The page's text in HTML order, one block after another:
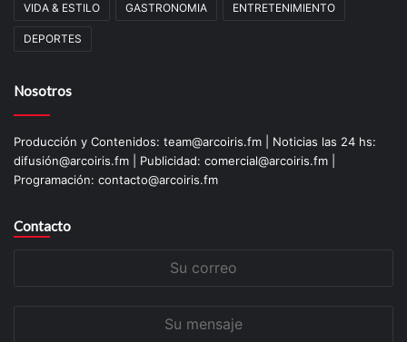
VIDA & ESTILO GASTRONOMIA ENTRETENIMIENTO
DEPORTES
Nosotros
Producción y Contenidos: team@arcoiris.fm | Noticias las 24 hs:
difusión@arcoiris.fm | Publicidad: comercial@arcoiris.fm |
Programación: contacto@arcoiris.fm
Contacto